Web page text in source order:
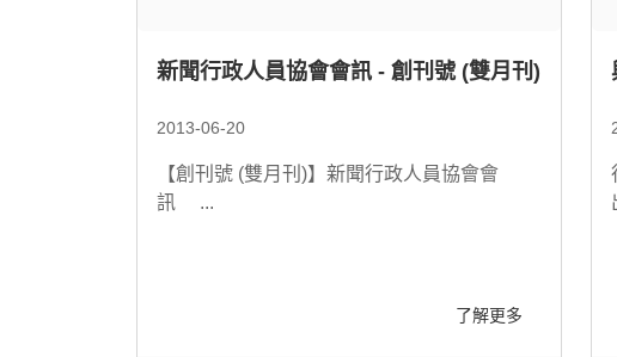
新聞行政人員協會會訊 - 創刊號 (雙月刊)
2013-06-20
【創刊號 (雙月刊)】新聞行政人員協會會
訊 ...
了解更多